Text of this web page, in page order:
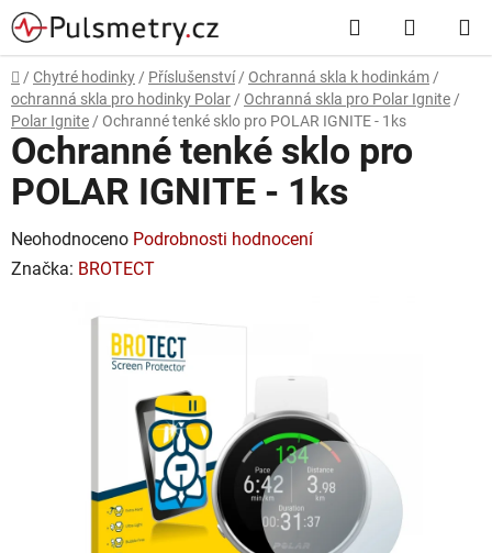
Přejít
na
obsah
Hledat
KOŠÍK
Domů
/ Chytré hodinky / Příslušenství / Ochranná skla k hodinkám /
ochranná skla pro hodinky Polar / Ochranná skla pro Polar Ignite /
Polar Ignite / Ochranné tenké sklo pro POLAR IGNITE - 1ks
Ochranné tenké sklo pro
POLAR IGNITE - 1ks
Průměrné
hodnocení
Neohodnoceno Podrobnosti hodnocení
Značka: BROTECT